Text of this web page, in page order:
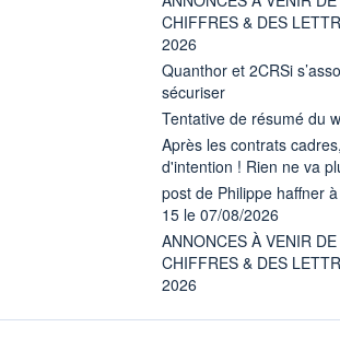
CHIFFRES & DES
2026
Quanthor et 2CRSi
sécuriser
Tentative de résumé du
Après les contrats
d'intention ! Rien ne va
post de Philippe haffner
15 le 07/08/2026
ANNONCES À VENIR
CHIFFRES & DES
2026